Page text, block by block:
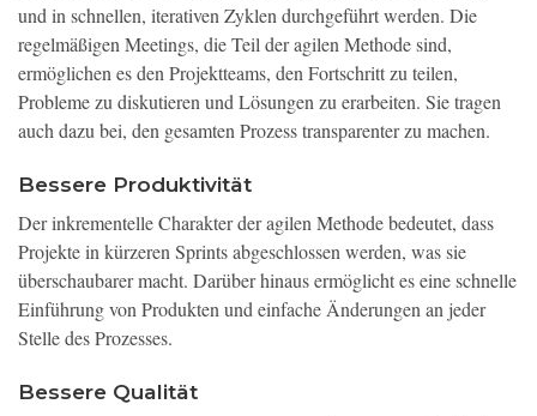
und in schnellen, iterativen Zyklen durchgeführt werden. Die
regelmäßigen Meetings, die Teil der agilen Methode sind,
ermöglichen es den Projektteams, den Fortschritt zu teilen,
Probleme zu diskutieren und Lösungen zu erarbeiten. Sie tragen
auch dazu bei, den gesamten Prozess transparenter zu machen.
Bessere Produktivität
Der inkrementelle Charakter der agilen Methode bedeutet, dass
Projekte in kürzeren Sprints abgeschlossen werden, was sie
überschaubarer macht. Darüber hinaus ermöglicht es eine schnelle
Einführung von Produkten und einfache Änderungen an jeder
Stelle des Prozesses.
Bessere Qualität